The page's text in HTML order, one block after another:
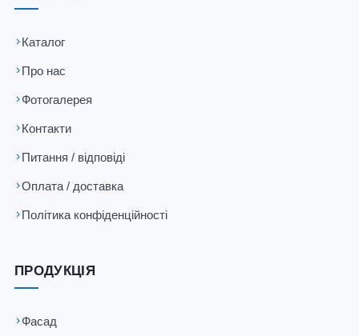
Каталог
Про нас
Фотогалерея
Контакти
Питання / відповіді
Оплата / доставка
Політика конфіденційності
ПРОДУКЦІЯ
Фасад